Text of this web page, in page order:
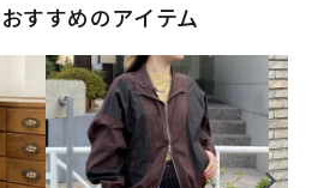
すすめのアイテム